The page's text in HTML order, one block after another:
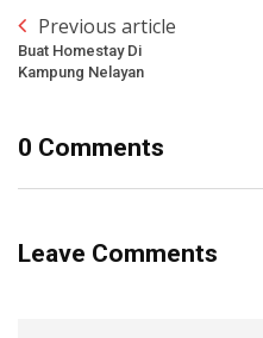
Previous article
Buat Homestay Di
Kampung Nelayan
0 Comments
Leave Comments